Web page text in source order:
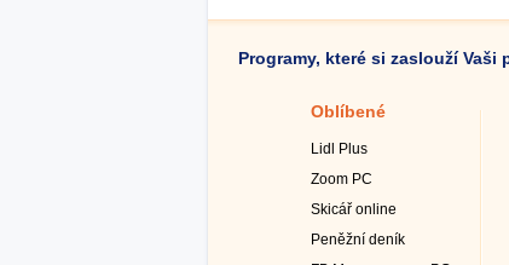
Programy, které si zaslouží Vaši
Oblíbené
Lidl Plus
Zoom PC
Skicář online
Peněžní deník